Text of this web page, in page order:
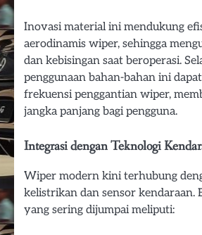
Inovasi material ini mendukung
aerodinamis wiper, sehingga
dan kebisingan saat beroperasi.
penggunaan bahan-bahan ini
frekuensi penggantian wiper,
jangka panjang bagi pengguna.
Integrasi dengan Teknologi
Wiper modern kini terhubung
kelistrikan dan sensor kendaraan.
yang sering dijumpai meliputi: